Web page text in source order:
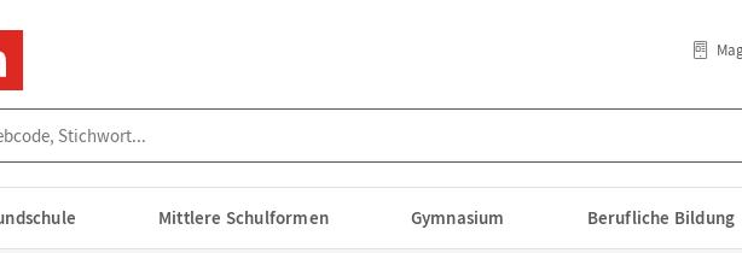
Mittlere Schulformen Gymnasium Berufliche Bildung